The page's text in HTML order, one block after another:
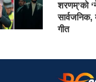
शरणम्’को
सार्वजनिक,
गीत